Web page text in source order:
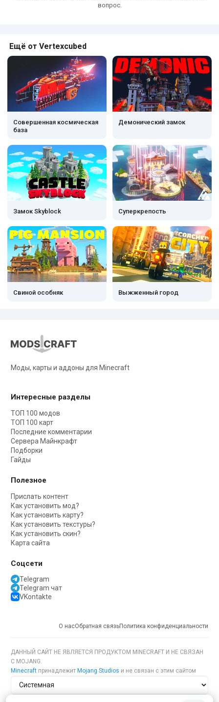
вопрос.
Ещё от Vertexcubed
Совершенная космическая
база
Демонический замок
Замок Skyblock Суперкрепость
Свиной особняк Выжженный город
Моды, карты и аддоны для Minecraft
Интересные разделы
ТОП 100 модов
ТОП 100 карт
Последние комментарии
Сервера Майнкрафт
Подборки
Гайды
Полезное
Прислать контент
Как установить мод?
Как установить карту?
Как установить текстуры?
Как установить скин?
Карта сайта
Соцсети
Telegram
Telegram чат
VKontakte
О насОбратная связьПолитика конфиденциальности
ДАННЫЙ САЙТ НЕ ЯВЛЯЕТСЯ ПРОДУКТОМ MINECRAFT И НЕ СВЯЗАН
С MOJANG.
Minecraft принадлежит Mojang Studios и не связан с этим сайтом
Тема сайта